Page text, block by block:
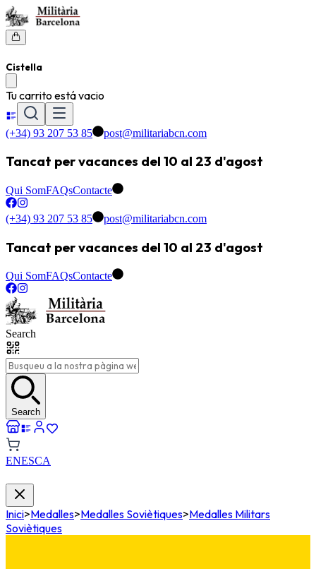
Cistella
Tu carrito está vacio
(+34) 93 207 53 85 post@militariabcn.com
Tancat per vacances del 10 al 23 d'agost
Qui SomFAQsContacte
(+34) 93 207 53 85 post@militariabcn.com
Tancat per vacances del 10 al 23 d'agost
Qui SomFAQsContacte
Search
Search
ENESCA
Inici>Medalles>Medalles Soviètiques>Medalles Militars
Soviètiques